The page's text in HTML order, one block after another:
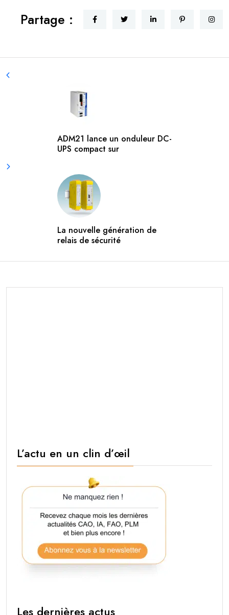
Partage :
ADM21 lance un onduleur DC-
UPS compact sur
La nouvelle génération de
relais de sécurité
L’actu en un clin d’œil
Les dernières actus